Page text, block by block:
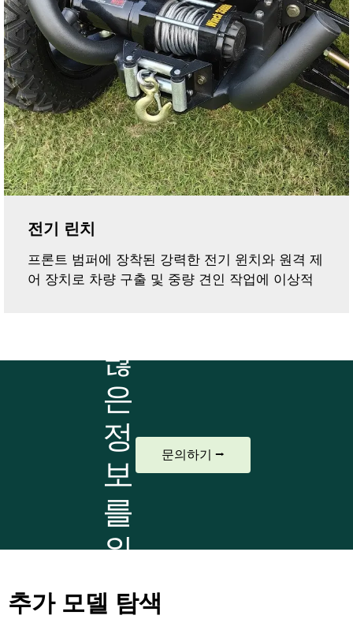
전기 린치
프론트 범퍼에 장착된 강력한 전기 윈치와 원격 제
어 장치로 차량 구출 및 중량 견인 작업에 이상적
많
은
정
보
를
위
해
문의하기 ⭢
추가 모델 탐색